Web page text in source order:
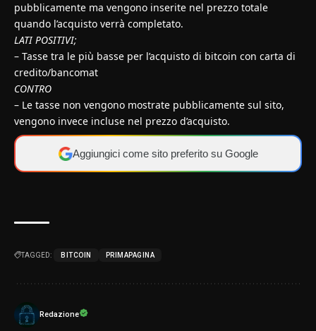
pubblicamente ma vengono inserite nel prezzo totale
quando l’acquisto verrà completato.
LATI POSITIVI;
– Tasse tra le più basse per l’acquisto di bitcoin con carta di
credito/bancomat
CONTRO
– Le tasse non vengono mostrate pubblicamente sul sito,
vengono invece incluse nel prezzo d’acquisto.
Aggiungici come sito preferito su Google
TAGGED: BITCOIN PRIMAPAGINA
Redazione